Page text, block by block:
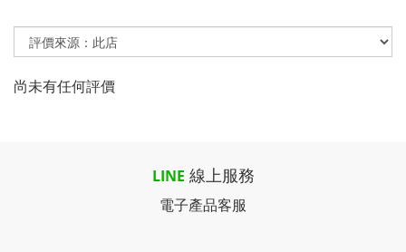
尚未有任何評價
LINE 線上服務
電子產品客服